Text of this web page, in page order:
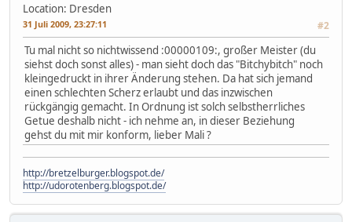
Location: Dresden
31 Juli 2009, 23:27:11 #2
Tu mal nicht so nichtwissend :00000109:, großer Meister (du
siehst doch sonst alles) - man sieht doch das "Bitchybitch" noch
kleingedruckt in ihrer Änderung stehen. Da hat sich jemand
einen schlechten Scherz erlaubt und das inzwischen
rückgängig gemacht. In Ordnung ist solch selbstherrliches
Getue deshalb nicht - ich nehme an, in dieser Beziehung
gehst du mit mir konform, lieber Mali ?
http://bretzelburger.blogspot.de/
http://udorotenberg.blogspot.de/